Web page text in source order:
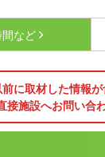
など
に取材した情報が
施設へお問い合